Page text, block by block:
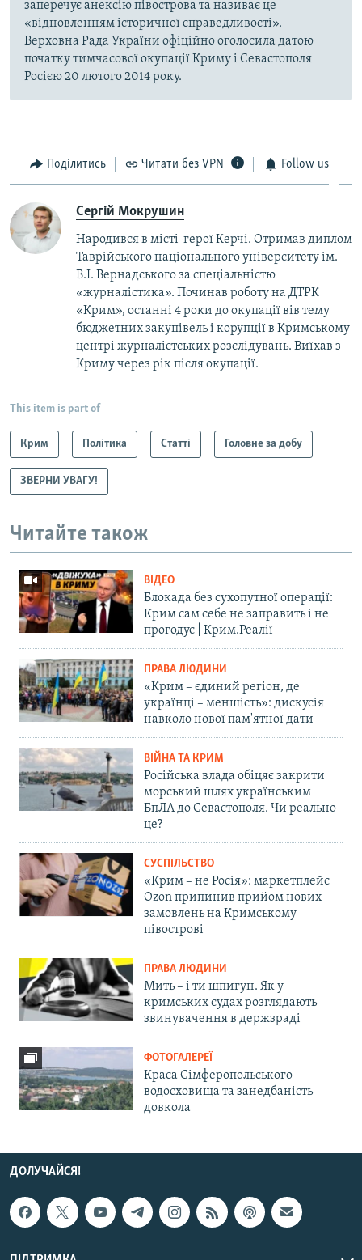
заперечує анексію півострова та називає це
«відновленням історичної справедливості».
Верховна Рада України офіційно оголосила датою
початку тимчасової окупації Криму і Севастополя
Росією 20 лютого 2014 року.
Поділитись Читати без VPN Follow us
Сергій Мокрушин
Народився в місті-герої Керчі. Отримав диплом
Таврійського національного університету ім.
В.І. Вернадського за спеціальністю
«журналістика». Починав роботу на ДТРК
«Крим», останні 4 роки до окупації вів тему
бюджетних закупівель і корупції в Кримському
центрі журналістських розслідувань. Виїхав з
Криму через рік після окупації.
This item is part of
Крим Політика Статті Головне за добу
ЗВЕРНИ УВАГУ!
Читайте також
ВІДЕО
Блокада без сухопутної операції:
Крим сам себе не заправить і не
прогодує | Крим.Реалії
ПРАВА ЛЮДИНИ
«Крим – єдиний регіон, де
українці – меншість»: дискусія
навколо нової пам'ятної дати
ВІЙНА ТА КРИМ
Російська влада обіцяє закрити
морський шлях українським
БпЛА до Севастополя. Чи реально
це?
СУСПІЛЬСТВО
«Крим – не Росія»: маркетплейс
Ozon припинив прийом нових
замовлень на Кримському
півострові
ПРАВА ЛЮДИНИ
Мить – і ти шпигун. Як у
кримських судах розглядають
звинувачення в держзраді
ФОТОГАЛЕРЕЇ
Краса Сімферопольського
водосховища та занедбаність
довкола
ДОЛУЧАЙСЯ!